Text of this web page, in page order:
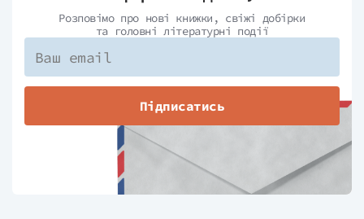
Розповімо про нові книжки, свіжі добірки
та головні літературні події
Підписатись